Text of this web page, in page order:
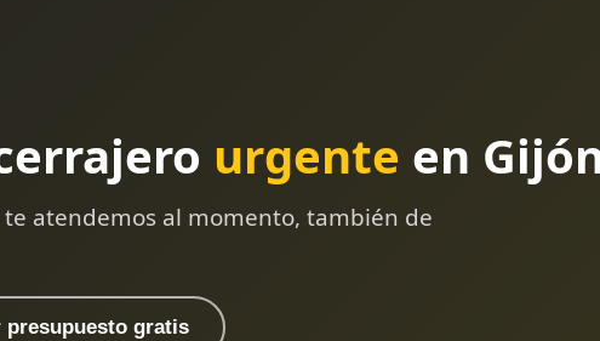
urgente en
atendemos al momento, también de
presupuesto gratis